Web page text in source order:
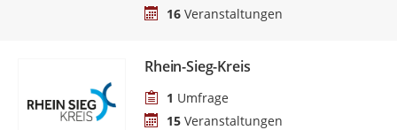
16 Veranstaltungen
Rhein-Sieg-Kreis
1 Umfrage
15 Veranstaltungen